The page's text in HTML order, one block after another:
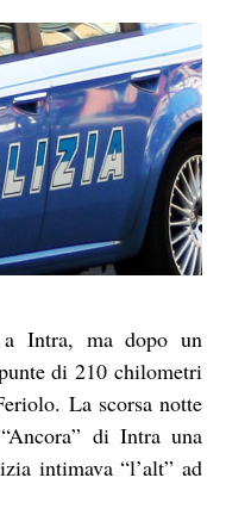
Intra, ma dopo un
di 210 chilometri
La scorsa notte
di Intra una
intimava “l’alt” ad